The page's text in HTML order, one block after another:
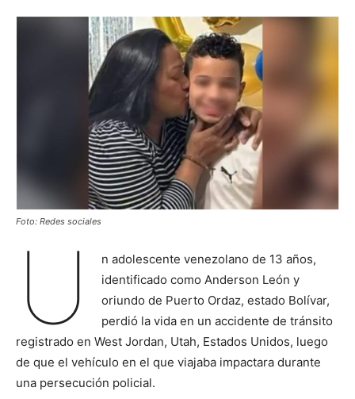
Foto: Redes sociales
U
n adolescente venezolano de 13 años,
identificado como Anderson León y
oriundo de Puerto Ordaz, estado Bolívar,
perdió la vida en un accidente de tránsito
registrado en West Jordan, Utah, Estados Unidos, luego
de que el vehículo en el que viajaba impactara durante
una persecución policial.